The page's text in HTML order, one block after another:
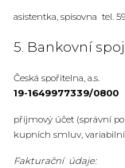
asistentka, spisovna tel.
5. Bankovní
Česká spořitelna, a.s.
19-1649977339/0800
příjmový účet (správní
kupních smluv,
Fakturační údaje: